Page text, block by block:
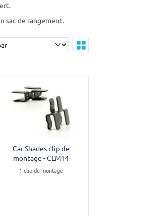
sac de rangement.
Car Shades clip de
montage - CLM14
1 clip de montage